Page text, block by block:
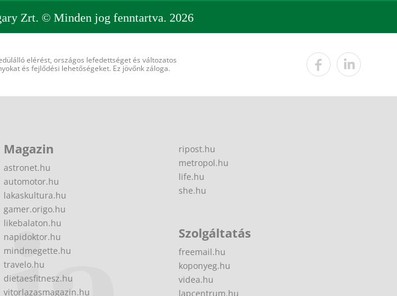
Zrt. © Minden jog fenntartva. 2026
elérést, országos lefedettséget és változatos
és fejlődési lehetőségeket. Ez jövőnk záloga.
Magazin
astronet.hu
automotor.hu
lakaskultura.hu
gamer.origo.hu
likebalaton.hu
napidoktor.hu
mindmegette.hu
travelo.hu
dietaesfitnesz.hu
vitorlazasmagazin.hu
ripost.hu
metropol.hu
life.hu
she.hu
Szolgáltatás
freemail.hu
koponyeg.hu
videa.hu
lapcentrum.hu